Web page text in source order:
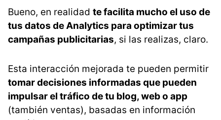
Bueno, en realidad te facilita mucho el uso de
tus datos de Analytics para optimizar tus
campañas publicitarias, si las realizas, claro.
Esta interacción mejorada te pueden permitir
tomar decisiones informadas que pueden
impulsar el tráfico de tu blog, web o app
(también ventas), basadas en información